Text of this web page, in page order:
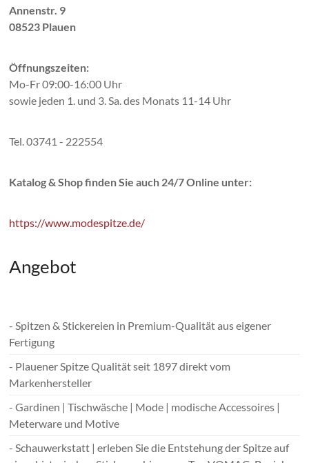
Annenstr. 9
08523 Plauen
Öffnungszeiten:
Mo-Fr 09:00-16:00 Uhr
sowie jeden 1. und 3. Sa. des Monats 11-14 Uhr
Tel. 03741 - 222554
Katalog & Shop finden Sie auch 24/7 Online unter:
https://www.modespitze.de/
Angebot
- Spitzen & Stickereien in Premium-Qualität aus eigener
Fertigung
- Plauener Spitze Qualität seit 1897 direkt vom
Markenhersteller
- Gardinen | Tischwäsche | Mode | modische Accessoires |
Meterware und Motive
- Schauwerkstatt | erleben Sie die Entstehung der Spitze auf